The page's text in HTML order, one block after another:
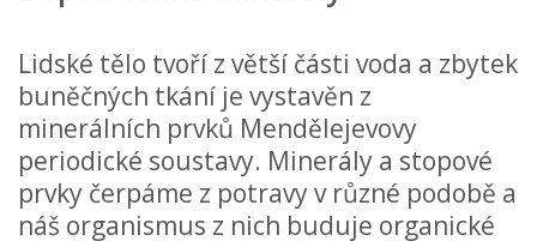
Lidské tělo tvoří z větší části voda a zbytek
buněčných tkání je vystavěn z
minerálních prvků Mendělejevovy
periodické soustavy. Minerály a stopové
prvky čerpáme z potravy v různé podobě a
náš organismus z nich buduje organické